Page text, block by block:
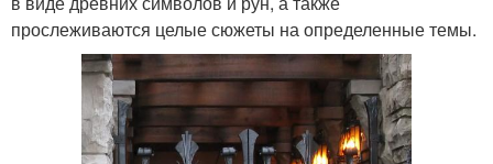
прослеживаются целые сюжеты на определенные темы.